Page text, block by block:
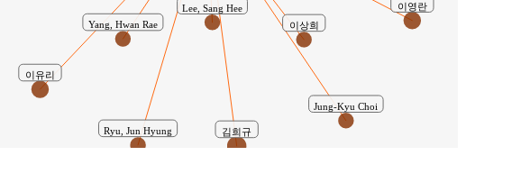
Jung-Kyu Choi
Lee, Sang Hee
Ryu, Jun Hyung
Yang, Hwan Rae
김희규
이상희
이영란
이유리